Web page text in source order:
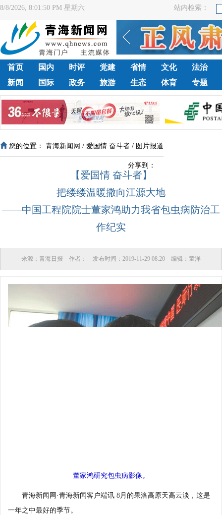
8/8/2026, 8:01:50 PM 星期六 站内检索：
首页 国内 时评 党建 省情 文化
法治
新闻
国际 政务 旅游 生态 体育 专题
您的位置： 青海新闻网 / 爱国情 奋斗者 / 图片报道
分享到：
【爱国情 奋斗者】
把缕缕温暖撒向江源大地
——中国工程院院士董家鸿助力我省包虫病防治工
作纪实
来源： 青海日报 作者： 发布时间： 2019-11-29 08:20 编辑： 童洋
董家鸿研究包虫病影像。
青海新闻网·青海新闻客户端讯 8月的果洛高原天高云淡，这是
一年之中最好的季节。